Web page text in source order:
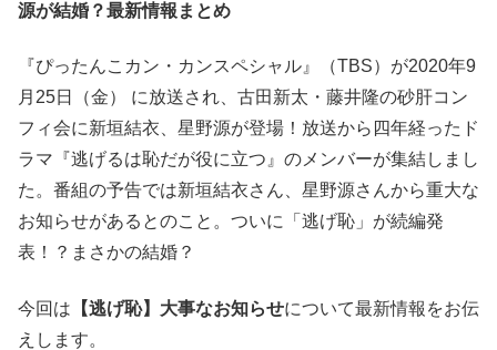
源が結婚？最新情報まとめ
『ぴったんこカン・カンスペシャル』（TBS）が2020年9
月25日（金） に放送され、古田新太・藤井隆の砂肝コン
フィ会に新垣結衣、星野源が登場！放送から四年経ったド
ラマ『逃げるは恥だが役に立つ』のメンバーが集結しまし
た。番組の予告では新垣結衣さん、星野源さんから重大な
お知らせがあるとのこと。ついに「逃げ恥」が続編発
表！？まさかの結婚？
今回は 【逃げ恥】大事なお知らせについて最新情報をお伝
えします。